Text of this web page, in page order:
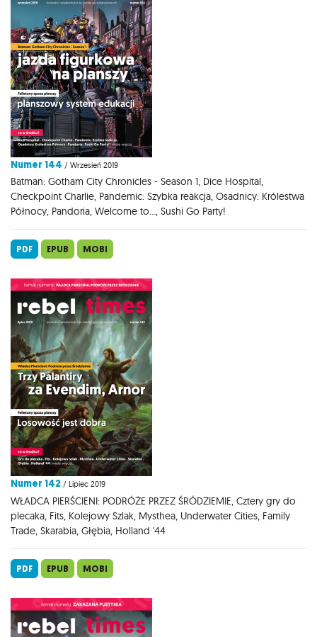
Numer 144 / Wrzesień 2019
Batman: Gotham City Chronicles - Season 1, Dice Hospital,
Checkpoint Charlie, Pandemic: Szybka reakcja, Osadnicy: Królestwa
Północy, Pandoria, Welcome to..., Sushi Go Party!
PDF EPUB MOBI
Numer 142 / Lipiec 2019
WŁADCA PIERŚCIENI: PODRÓŻE PRZEZ ŚRÓDZIEMIE, Cztery gry do
plecaka, Fits, Kolejowy Szlak, Mysthea, Underwater Cities, Family
Trade, Skarabia, Głębia, Holland '44
PDF EPUB MOBI